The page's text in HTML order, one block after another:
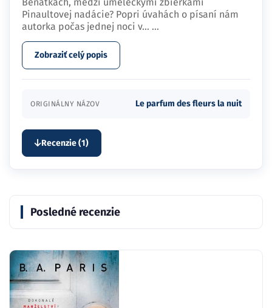
Pinaultovej nadácie? Popri úvahách o písaní nám
autorka počas jednej noci v… ...
Zobraziť celý popis
ORIGINÁLNY NÁZOV Le parfum des fleurs la nuit
Recenzie (1)
Posledné recenzie